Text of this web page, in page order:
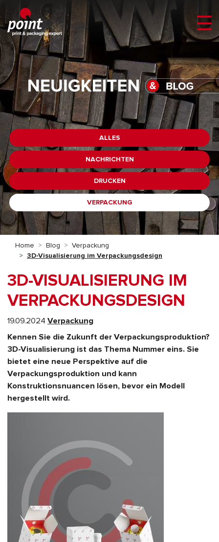
ALLES
NACHRICHTEN
DRUCKEN
VERPACKUNG
Home Blog
Verpackung
3D-Visualisierung im Verpackungsdesign
3D-VISUALISIERUNG IM
VERPACKUNGSDESIGN
19.09.2024 Verpackung
Kennen Sie die Zukunft der Verpackungsproduktion?
3D-Visualisierung ist das Thema Nummer eins. Sie
bietet eine neue Perspektive auf die
Verpackungsproduktion und kann
Konstruktionsnuancen lösen, bevor ein Modell
hergestellt wird.